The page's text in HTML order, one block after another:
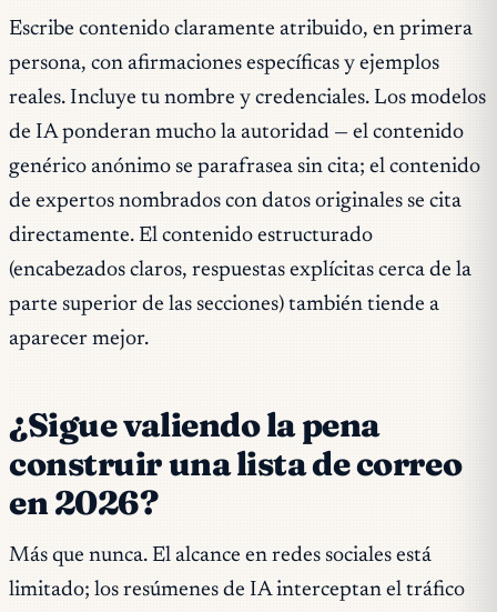
Escribe contenido claramente atribuido, en primera
persona, con afirmaciones específicas y ejemplos
reales. Incluye tu nombre y credenciales. Los modelos
de IA ponderan mucho la autoridad — el contenido
genérico anónimo se parafrasea sin cita; el contenido
de expertos nombrados con datos originales se cita
directamente. El contenido estructurado
(encabezados claros, respuestas explícitas cerca de la
parte superior de las secciones) también tiende a
aparecer mejor.
¿Sigue valiendo la pena
construir una lista de correo
en 2026?
Más que nunca. El alcance en redes sociales está
limitado; los resúmenes de IA interceptan el tráfico